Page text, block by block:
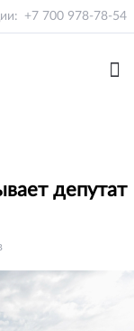
+7 700 978-78-54
депутат